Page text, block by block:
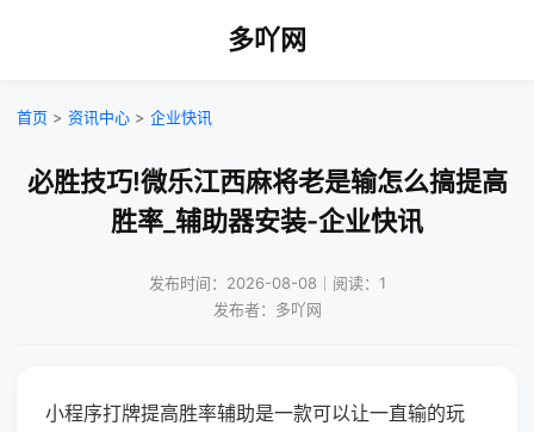
多吖网
首页 > 资讯中心 > 企业快讯
必胜技巧!微乐江西麻将老是输怎么搞提高
胜率_辅助器安装-企业快讯
发布时间：2026-08-08｜阅读：1
发布者：多吖网
小程序打牌提高胜率辅助是一款可以让一直输的玩